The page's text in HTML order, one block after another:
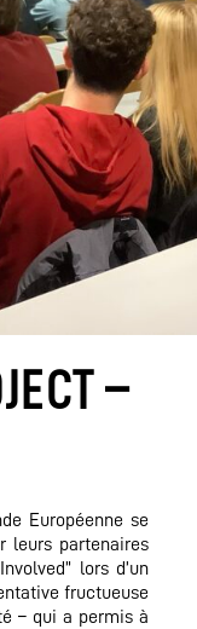
–
Européenne se
leurs partenaires
lors d’un
fructueuse
– qui a permis à